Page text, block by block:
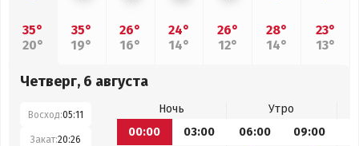
35°
20°
35°
19°
26°
16°
24°
14°
26°
12°
28°
14°
23°
13°
Четверг, 6 августа
Восход:05:11
Закат:20:26
Ночь
Утро
00:00
03:00 06:00 09:00